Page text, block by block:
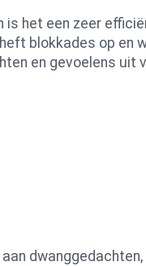
het een zeer
blokkades op
en gevoelens uit